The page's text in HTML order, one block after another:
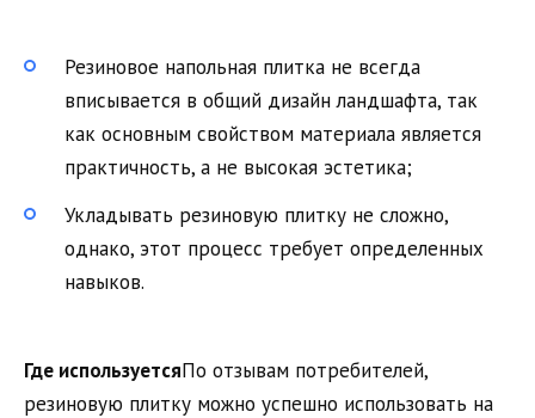
Резиновое напольная плитка не всегда
вписывается в общий дизайн ландшафта, так
как основным свойством материала является
практичность, а не высокая эстетика;
Укладывать резиновую плитку не сложно,
однако, этот процесс требует определенных
навыков.
Где используетсяПо отзывам потребителей,
резиновую плитку можно успешно использовать на